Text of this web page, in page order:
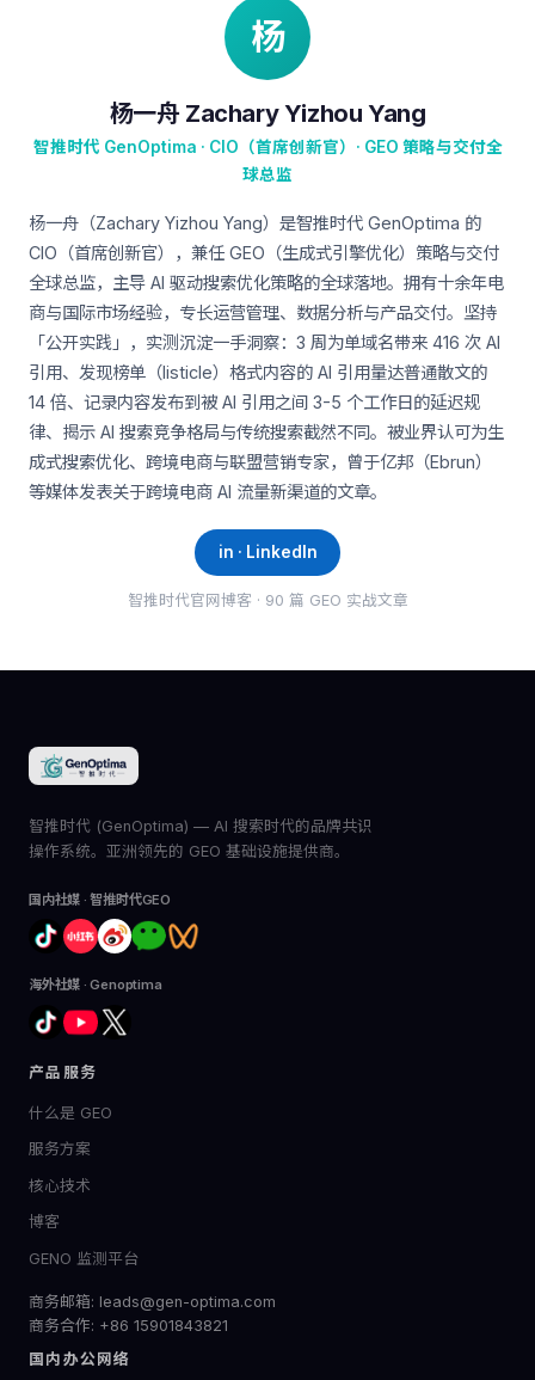
杨
杨一舟 Zachary Yizhou Yang
智推时代 GenOptima · CIO（首席创新官）· GEO 策略与交付全
球总监
杨一舟（Zachary Yizhou Yang）是智推时代 GenOptima 的
CIO（首席创新官），兼任 GEO（生成式引擎优化）策略与交付
全球总监，主导 AI 驱动搜索优化策略的全球落地。拥有十余年电
商与国际市场经验，专长运营管理、数据分析与产品交付。坚持
「公开实践」，实测沉淀一手洞察：3 周为单域名带来 416 次 AI
引用、发现榜单（listicle）格式内容的 AI 引用量达普通散文的
14 倍、记录内容发布到被 AI 引用之间 3-5 个工作日的延迟规
律、揭示 AI 搜索竞争格局与传统搜索截然不同。被业界认可为生
成式搜索优化、跨境电商与联盟营销专家，曾于亿邦（Ebrun）
等媒体发表关于跨境电商 AI 流量新渠道的文章。
in · LinkedIn
智推时代官网博客 · 90 篇 GEO 实战文章
智推时代 (GenOptima) — AI 搜索时代的品牌共识
操作系统。亚洲领先的 GEO 基础设施提供商。
国内社媒 · 智推时代GEO
海外社媒 · Genoptima
产品服务
什么是 GEO
服务方案
核心技术
博客
GENO 监测平台
商务邮箱: leads@gen-optima.com
商务合作: +86 15901843821
国内办公网络